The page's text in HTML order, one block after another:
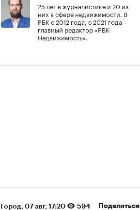
25 лет в журналистике и 20 из
них в сфере недвижимости. В
РБК с 2012 года, с 2021 года –
главный редактор «РБК-
Недвижимость».
Город⁠, 07 авг, 17:20 594 Поделиться